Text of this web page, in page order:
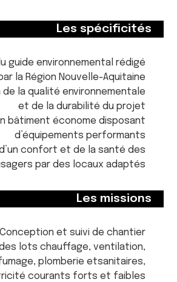
Les spécificités
guide environnemental rédigé
la Région Nouvelle-Aquitaine
de la qualité environnementale
et de la durabilité du projet
bâtiment économe disposant
d’équipements performants
confort et de la santé des
par des locaux adaptés
Les missions
Conception et suivi de chantier
lots chauffage, ventilation,
plomberie etsanitaires,
courants forts et faibles